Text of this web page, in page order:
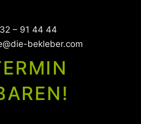
– 91 44 44
bekleber.com